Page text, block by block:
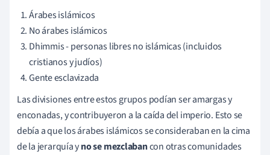
Árabes islámicos
No árabes islámicos
Dhimmis - personas libres no islámicas (incluidos
cristianos y judíos)
Gente esclavizada
Las divisiones entre estos grupos podían ser amargas y
enconadas, y contribuyeron a la caída del imperio. Esto se
debía a que los árabes islámicos se consideraban en la cima
de la jerarquía yno se mezclabancon otras comunidades